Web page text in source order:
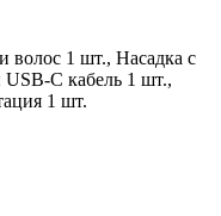
1 шт., Насадка с
C кабель 1 шт.,
1 шт.